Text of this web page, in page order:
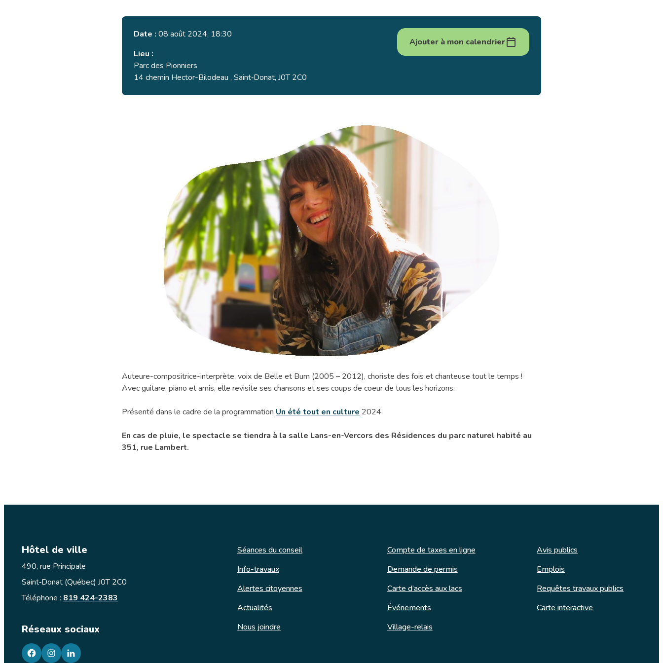
Ajouter à mon calendrier
Date : 08 août 2024, 18:30
Lieu :
Parc des Pionniers
14 chemin Hector-Bilodeau , Saint‑Donat, J0T 2C0
Geneviève
Jodoin
spectacle
Auteure-compositrice-interprète, voix de Belle et Bum (2005 – 2012), choriste des fois et chanteuse tout le temps !
Avec guitare, piano et amis, elle revisite ses chansons et ses coups de coeur de tous les horizons.
Présenté dans le cadre de la programmation Un été tout en culture 2024.
En cas de pluie, le spectacle se tiendra à la salle Lans-en-Vercors des Résidences du parc naturel habité au
351, rue Lambert.
Hôtel de ville
490, rue Principale
Saint‑Donat (Québec) J0T 2C0
Téléphone : 819 424-2383
Réseaux sociaux
facebookgoogleplusgoogleplus
Séances du conseil Compte de taxes en ligne
Avis publics
Info-travaux
Demande de permis
Emplois
Alertes citoyennes
Carte d’accès aux lacs
Requêtes travaux publics
Actualités
Événements
Carte interactive
Nous joindre
Village-relais